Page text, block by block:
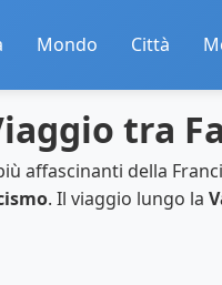
Mondo Città
tra
affascinanti della
. Il viaggio lungo la